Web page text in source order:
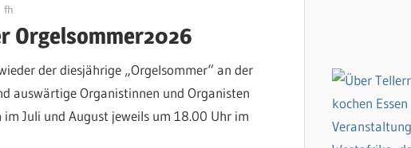
fh
Orgelsommer2026
der diesjährige „Orgelsommer“ an der
auswärtige Organistinnen und Organisten
Juli und August jeweils um 18.00 Uhr im